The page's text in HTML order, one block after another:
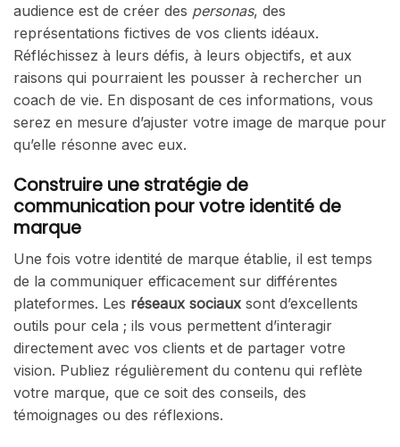
audience est de créer des personas, des
représentations fictives de vos clients idéaux.
Réfléchissez à leurs défis, à leurs objectifs, et aux
raisons qui pourraient les pousser à rechercher un
coach de vie. En disposant de ces informations, vous
serez en mesure d’ajuster votre image de marque pour
qu’elle résonne avec eux.
Construire une stratégie de
communication pour votre identité de
marque
Une fois votre identité de marque établie, il est temps
de la communiquer efficacement sur différentes
plateformes. Les réseaux sociaux sont d’excellents
outils pour cela ; ils vous permettent d’interagir
directement avec vos clients et de partager votre
vision. Publiez régulièrement du contenu qui reflète
votre marque, que ce soit des conseils, des
témoignages ou des réflexions.